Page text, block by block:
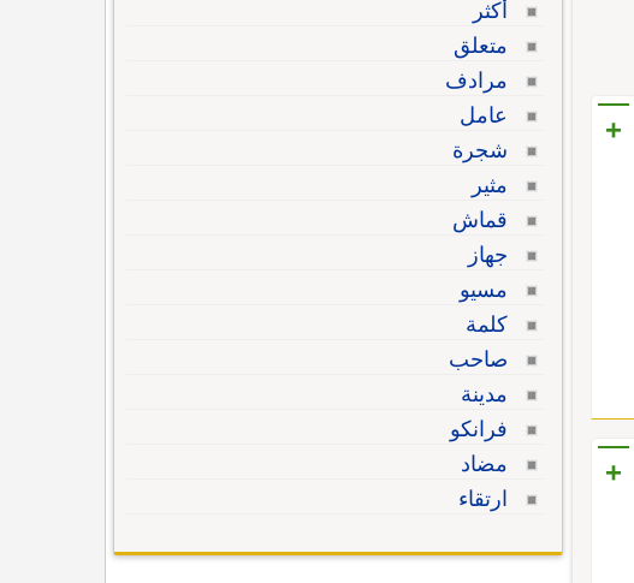
+
+
أكثر
متعلق
مرادف
عامل
شجرة
مثير
قماش
جهاز
مسيو
كلمة
صاحب
مدينة
فرانكو
مضاد
ارتقاء